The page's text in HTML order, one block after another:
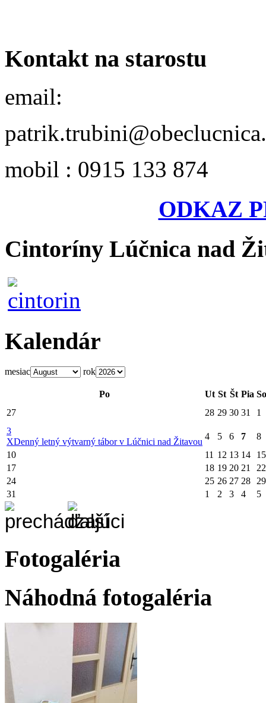
Kontakt na starostu
email:
mobil : 0915 133 874
ODKAZ
Cintoríny Lúčnica nad
Kalendár
mesiac rok
Po Ut St Št Pia So
27
28 29 30 31
1
3
XDenný letný výtvarný tábor v Lúčnici nad Žitavou
4 5 6 7
8
10
11 12 13 14
15
17
18 19 20 21
22
24
25 26 27 28
29
31
1 2 3 4 5
Fotogaléria
Náhodná fotogaléria